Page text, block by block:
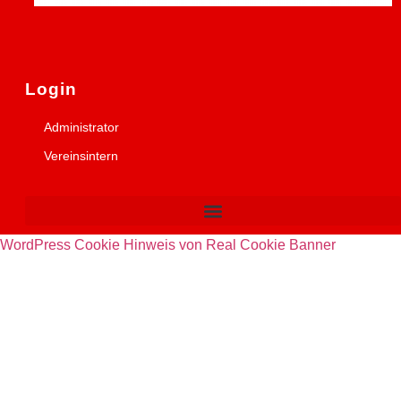
Login
Administrator
Vereinsintern
WordPress Cookie Hinweis von Real Cookie Banner